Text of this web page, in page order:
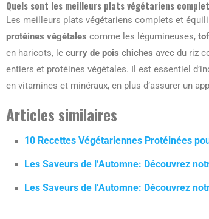
Quels sont les meilleurs plats végétariens
Les meilleurs plats végétariens complets et
protéines végétales comme les légumineuses,
en haricots, le curry de pois chiches avec du riz
entiers et protéines végétales. Il est essentiel
en vitamines et minéraux, en plus d’assurer un
Articles similaires
10 Recettes Végétariennes Protéinées
Les Saveurs de l’Automne: Découvrez
Les Saveurs de l’Automne: Découvrez